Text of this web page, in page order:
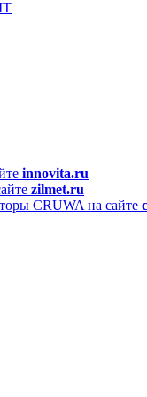
innovita.ru
zilmet.ru
CRUWA на сайте